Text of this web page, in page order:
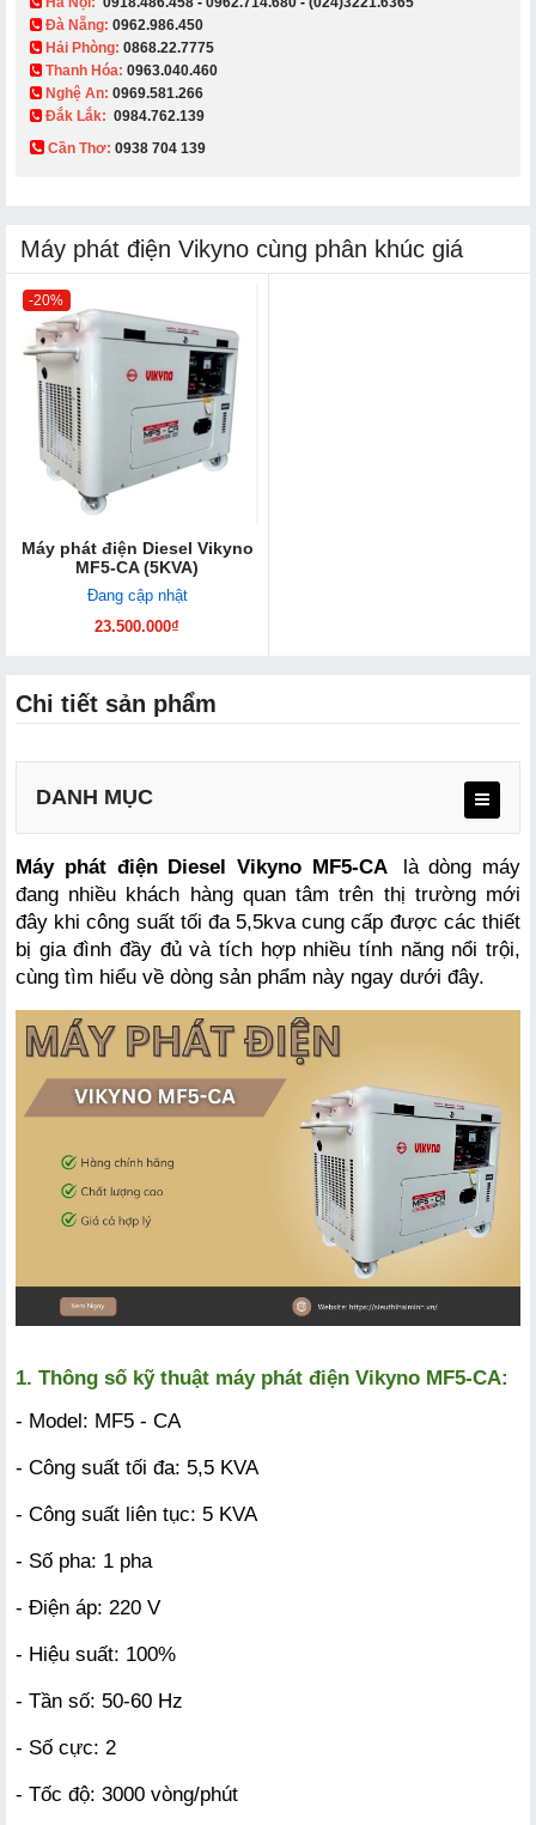
Đà Nẵng: 0962.986.450
Hải Phòng: 0868.22.7775
Thanh Hóa: 0963.040.460
Nghệ An: 0969.581.266
Đắk Lắk: 0984.762.139
Cần Thơ: 0938 704 139​
Máy phát điện Vikyno cùng phân khúc giá
-20%
Máy phát điện Diesel Vikyno
MF5-CA (5KVA)
Đang cập nhật
23.500.000₫
Chi tiết sản phẩm
DANH MỤC
Máy phát điện Diesel Vikyno MF5-CA
là dòng máy
đang nhiều khách hàng quan tâm trên thị trường mới
đây khi công suất tối đa 5,5kva cung cấp được các thiết
bị gia đình đầy đủ và tích hợp nhiều tính năng nổi trội,
cùng tìm hiểu về dòng sản phẩm này ngay dưới đây.
1. Thông số kỹ thuật máy phát điện Vikyno MF5-CA:
- Model: MF5 - CA
- Công suất tối đa: 5,5 KVA
- Công suất liên tục: 5 KVA
- Số pha: 1 pha
- Điện áp: 220 V
- Hiệu suất: 100%
- Tần số: 50-60 Hz
- Số cực: 2
- Tốc độ: 3000 vòng/phút